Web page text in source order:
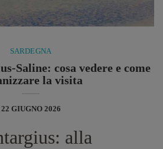
SARDEGNA
Saline: cosa vedere e come
la visita
22 GIUGNO 2026
alla